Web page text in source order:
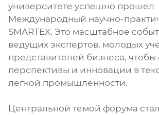
университете успешно прошел
Международный научно-
SMARTEX. Это масштабное
ведущих экспертов, молодых
представителей бизнеса, чтобы
перспективы и инновации в
легкой промышленности.
Центральной темой форума